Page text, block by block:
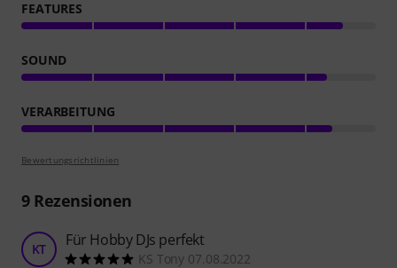
FEATURES
SOUND
VERARBEITUNG
Bewertungsrichtlinien
9Rezensionen
KT Für Hobby DJs perfekt
KS Tony 07.08.2022